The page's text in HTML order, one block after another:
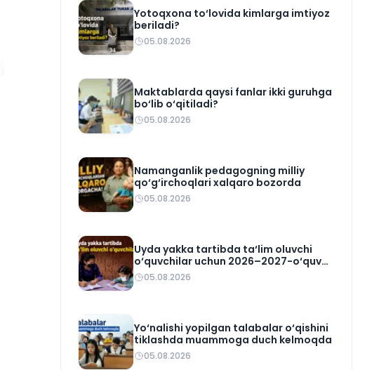
Yotoqxona to‘lovida kimlarga imtiyoz
beriladi?
05.08.2026
Maktablarda qaysi fanlar ikki guruhga
bo‘lib o‘qitiladi?
05.08.2026
Namanganlik pedagogning milliy
qo‘g‘irchoqlari xalqaro bozorda
05.08.2026
Uyda yakka tartibda ta‘lim oluvchi
o‘quvchilar uchun 2026–2027-o‘quv
rejasi tasdiqlandi
05.08.2026
Yo‘nalishi yopilgan talabalar o‘qishini
tiklashda muammoga duch kelmoqda
05.08.2026